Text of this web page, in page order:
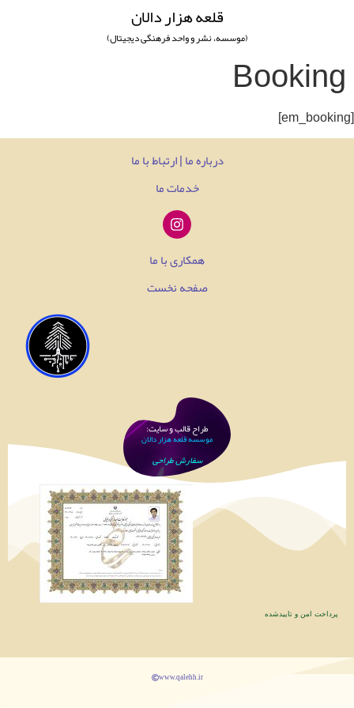
قلعه هزار دالان
(موسسه، نشر و واحد فرهنگی دیجیتال)
Booking
درباره ما | ارتباط با ما
خدمات ما
همکاری با ما
صفحه نخست
طراح قالب و سایت:
موسسه قلعه هزار دالان
سفارش طراحی
پرداخت امن و تاییدشده
www.qalehh.ir